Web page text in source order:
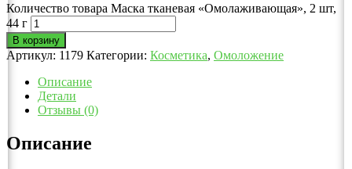
Количество товара Маска тканевая «Омолаживающая», 2 шт,
44 г
В корзину
Артикул: 1179 Категории: Косметика, Омоложение
Описание
Детали
Отзывы (0)
Описание